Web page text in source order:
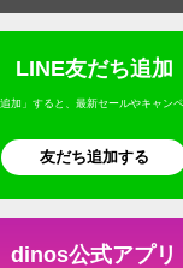
LINE友だち追加
加」すると、最新セールやキャン
友だち追加する
dinos公式アプリ